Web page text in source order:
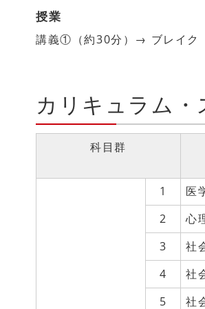
授業
講義①（約30分）→ ブレイ
カリキュラム
科目群
1
医
2
心
3
社
4
社
5
社